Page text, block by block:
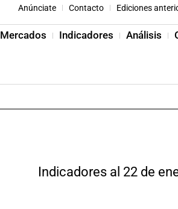
Anúnciate Contacto Ediciones
Mercados Indicadores Análisis
Indicadores al 22 de